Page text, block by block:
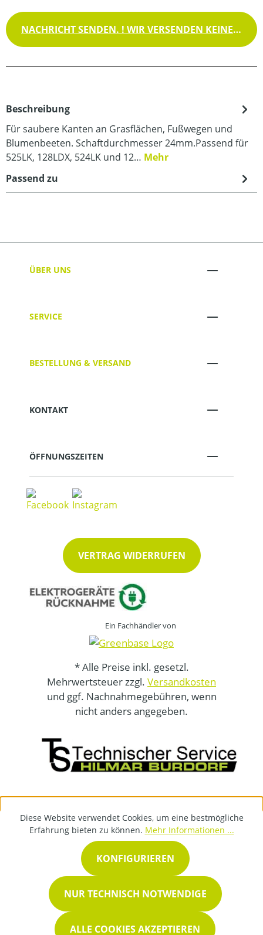
NACHRICHT SENDEN. ! WIR VERSENDEN KEINE WAREN !
Beschreibung
Für saubere Kanten an Grasflächen, Fußwegen und
Blumenbeeten. Schaftdurchmesser 24mm.Passend für
525LK, 128LDX, 524LK und 12… Mehr
Passend zu
ÜBER UNS
SERVICE
BESTELLUNG & VERSAND
KONTAKT
ÖFFNUNGSZEITEN
VERTRAG WIDERRUFEN
Ein Fachhändler von
* Alle Preise inkl. gesetzl.
Mehrwertsteuer zzgl. Versandkosten
und ggf. Nachnahmegebühren, wenn
nicht anders angegeben.
Diese Website verwendet Cookies, um eine bestmögliche
Erfahrung bieten zu können. Mehr Informationen ...
NUR TECHNISCH NOTWENDIGE
KONFIGURIEREN
ALLE COOKIES AKZEPTIEREN